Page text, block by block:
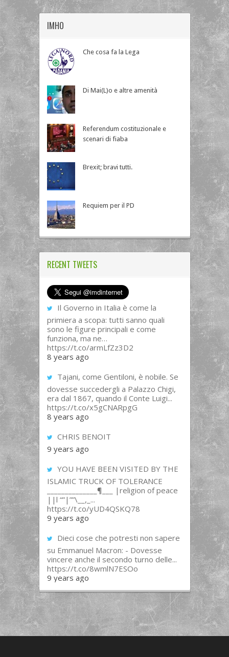
IMHO
Che cosa fa la Lega
Di Mai(L)o e altre amenità
Referendum costituzionale e
scenari di fiaba
Brexit; bravi tutti.
Requiem per il PD
RECENT TWEETS
Il Governo in Italia è come la
primiera a scopa: tutti sanno quali
sono le figure principali e come
funziona, ma ne…
https://t.co/armLfZz3D2
8 years ago
Tajani, come Gentiloni, è nobile. Se
dovesse succedergli a Palazzo Chigi,
era dal 1867, quando il Conte Luigi...
https://t.co/x5gCNARpgG
8 years ago
CHRIS BENOIT
9 years ago
YOU HAVE BEEN VISITED BY THE
ISLAMIC TRUCK OF TOLERANCE
______________¶___ |religion of peace
||l “”|””\__,_...
https://t.co/yUD4QSKQ78
9 years ago
Dieci cose che potresti non sapere
su Emmanuel Macron: - Dovesse
vincere anche il secondo turno delle...
https://t.co/8wmlN7ESOo
9 years ago